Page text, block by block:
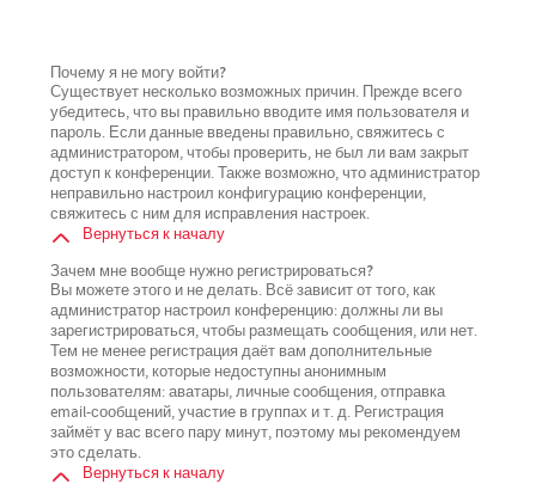
Почему я не могу войти?
Существует несколько возможных причин. Прежде всего
убедитесь, что вы правильно вводите имя пользователя и
пароль. Если данные введены правильно, свяжитесь с
администратором, чтобы проверить, не был ли вам закрыт
доступ к конференции. Также возможно, что администратор
неправильно настроил конфигурацию конференции,
свяжитесь с ним для исправления настроек.
Вернуться к началу
Зачем мне вообще нужно регистрироваться?
Вы можете этого и не делать. Всё зависит от того, как
администратор настроил конференцию: должны ли вы
зарегистрироваться, чтобы размещать сообщения, или нет.
Тем не менее регистрация даёт вам дополнительные
возможности, которые недоступны анонимным
пользователям: аватары, личные сообщения, отправка
email-сообщений, участие в группах и т. д. Регистрация
займёт у вас всего пару минут, поэтому мы рекомендуем
это сделать.
Вернуться к началу